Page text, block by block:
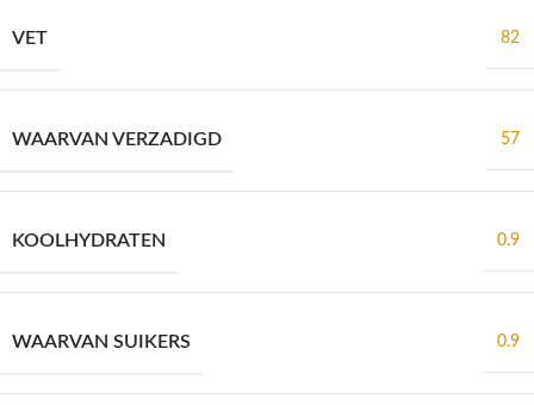
VET 82
WAARVAN VERZADIGD 57
KOOLHYDRATEN 0.9
WAARVAN SUIKERS 0.9